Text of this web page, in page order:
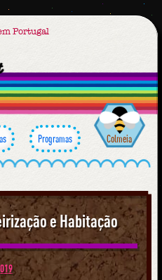
Portugal
Programas Colmeia
e Habitação